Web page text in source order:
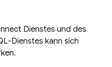
Dienstes und des
Dienstes kann sich